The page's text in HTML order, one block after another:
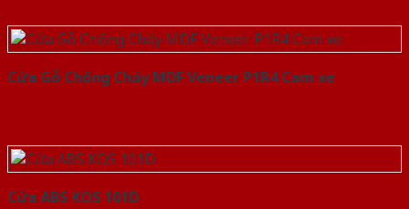
Cửa Gỗ Chống Cháy MDF Veneer P1R4 Cam xe
Cửa ABS KOS 101D